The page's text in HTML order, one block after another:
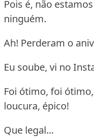
Pois é, não
ninguém.
Ah! Perderam o
Eu soube, vi no
Foi ótimo, foi
loucura, épico!
Que legal...